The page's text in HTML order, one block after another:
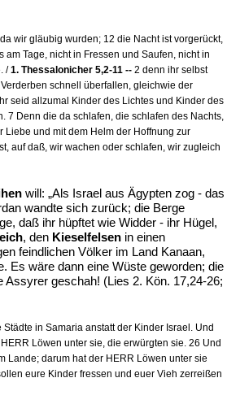
wir gläubig wurden; 12 die Nacht ist vorgerückt,
Tage, nicht in Fressen und Saufen, nicht in
/1. Thessalonicher 5,2-11 -- 2 denn ihr selbst
schnell überfallen, gleichwie der
seid allzumal Kinder des Lichtes und Kinder des
7 Denn die da schlafen, die schlafen des Nachts,
Liebe und mit dem Helm der Hoffnung zur
auf daß, wir wachen oder schlafen, wir zugleich
will: „Als Israel aus Ägypten zog - das
wandte sich zurück; die Berge
daß ihr hüpftet wie Widder - ihr Hügel,
, den Kieselfelsen in einen
feindlichen Völker im Land Kanaan,
Es wäre dann eine Wüste geworden; die
geschah! (Lies 2. Kön. 17,24-26;
in Samaria anstatt der Kinder Israel. Und
Löwen unter sie, die erwürgten sie. 26 Und
Lande; darum hat der HERR Löwen unter sie
eure Kinder fressen und euer Vieh zerreißen